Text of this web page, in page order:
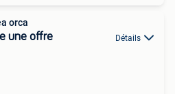
orca
une offre Détails